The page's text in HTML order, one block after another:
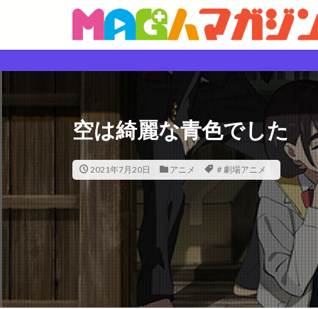
空は綺麗な青色でした
2021年7月20日 アニメ ＃劇場アニメ